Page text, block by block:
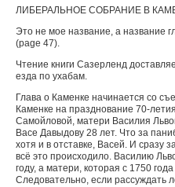
ЛИБЕРАЛЬНОЕ СОБРАНИЕ В
Это не мое название, а название
(page 47).
Чтение книги Сазерленд
езда по ухабам.
Глава о Каменке начинается со
Каменке на празднование 70-
Самойловой, матери Василия
Васе Давыдову 28 лет. Что за
хотя и в отставке, Васей. И сразу
всё это происходило. Василию
году, а матери, которая с 1750
Следовательно, если рассуждать